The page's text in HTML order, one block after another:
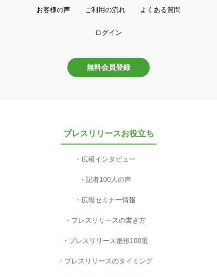
お客様の声 ご利用の流れ よくある質問
ログイン
無料会員登録
プレスリリースお役立ち
広報インタビュー
記者100人の声
広報セミナー情報
プレスリリースの書き方
プレスリリース雛形100選
プレスリリースのタイミング